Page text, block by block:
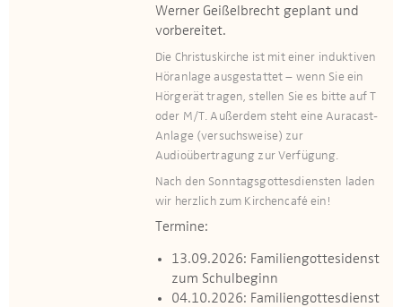
Werner Geißelbrecht geplant und
vorbereitet.
Die Christuskirche ist mit einer induktiven
Höranlage ausgestattet – wenn Sie ein
Hörgerät tragen, stellen Sie es bitte auf T
oder M/T. Außerdem steht eine Auracast-
Anlage (versuchsweise) zur
Audioübertragung zur Verfügung.
Nach den Sonntagsgottesdiensten laden
wir herzlich zum Kirchencafé ein!
Termine:
13.09.2026: Familiengottesidenst
zum Schulbeginn
04.10.2026: Familiengottesdienst